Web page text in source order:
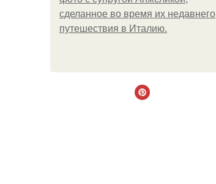
сделанное во время их недавнего
путешествия в Италию.